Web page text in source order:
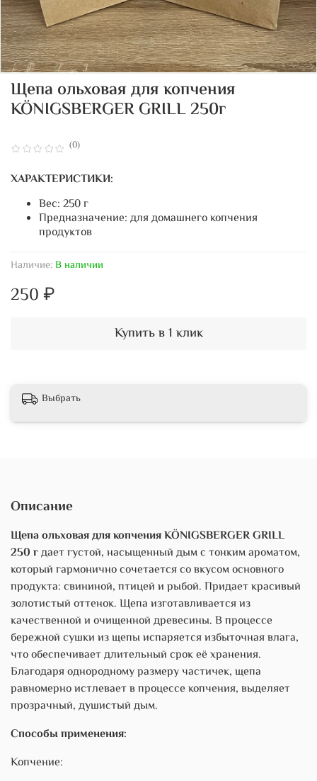
(0)
Наличие:В наличии
Щепа ольховая для копчения
KÖNIGSBERGER GRILL 250г
250 ₽
Купить в 1 клик
ХАРАКТЕРИСТИКИ:
Вес: 250 г
Предназначение: для домашнего копчения
продуктов
Выбрать
Описание
Щепа ольховая для копчения KÖNIGSBERGER GRILL
250 гдает густой, насыщенный дым с тонким ароматом,
который гармонично сочетается со вкусом основного
продукта: свининой, птицей и рыбой. Придает красивый
золотистый оттенок. Щепа изготавливается из
качественной и очищенной древесины. В процессе
бережной сушки из щепы испаряется избыточная влага,
что обеспечивает длительный срок её хранения.
Благодаря однородному размеру частичек, щепа
равномерно истлевает в процессе копчения, выделяет
прозрачный, душистый дым.
Способы применения:
Копчение: